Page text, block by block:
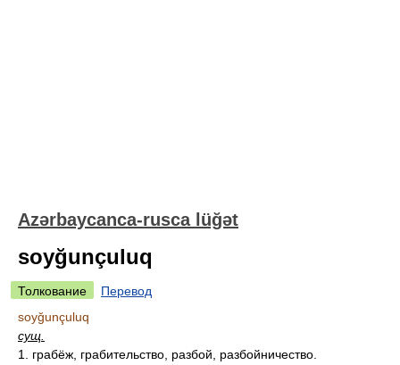
Azərbaycanca-rusca lüğət
soyğunçuluq
Толкование
Перевод
soyğunçuluq
сущ.
1. грабёж, грабительство, разбой, разбойничество.